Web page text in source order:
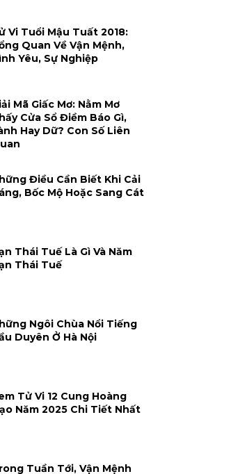
Vi Tuổi Mậu Tuất 2018:
Quan Về Vận Mệnh,
Yêu, Sự Nghiệp
Mã Giấc Mơ: Nằm Mơ
Cửa Sổ Điềm Báo Gì,
Hay Dữ? Con Số Liên
Điều Cần Biết Khi Cải
Bốc Mộ Hoặc Sang Cát
Thái Tuế Là Gì Và Năm
Thái Tuế
Ngôi Chùa Nổi Tiếng
Duyên Ở Hà Nội
Tử Vi 12 Cung Hoàng
Năm 2025 Chi Tiết Nhất
Tuần Tới, Vận Mệnh